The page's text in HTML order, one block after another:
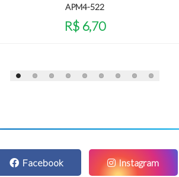
APM4-522
R$ 6,70
Facebook Instagram